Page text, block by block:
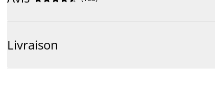
Livraison